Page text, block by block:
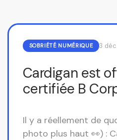
SOBRIÉTÉ NUMÉRIQUE 3
Cardigan est
certifiée B
Il y a réellement de
photo plus haut 👀) :